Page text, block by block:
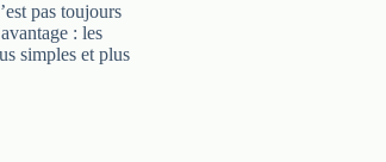
pas toujours
: les
simples et plus